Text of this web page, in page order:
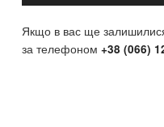
Якщо в вас ще
за телефоном+38 (066)